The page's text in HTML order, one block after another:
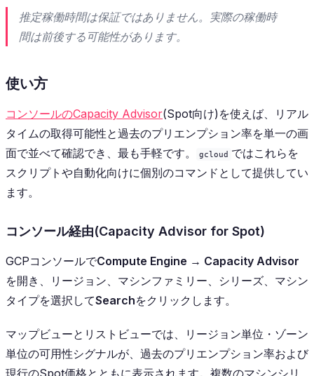
推定稼働時間は保証ではありません。実際の稼働時
間は前後する可能性があります。
使い方
コンソールのCapacity Advisor(Spot向け)を使えば、リアル
タイムの取得可能性と過去のプリエンプション率を単一の画
面で並べて確認でき、最も手軽です。
gcloud ではこれらを
スクリプトや自動化向けに個別のコマンドとして提供してい
ます。
コンソール経由(Capacity Advisor for Spot)
GCPコンソールでCompute Engine → Capacity Advisor
を開き、リージョン、マシンファミリー、シリーズ、マシン
タイプを選択してSearchをクリックします。
マップビューとリストビューでは、リージョン単位・ゾーン
単位の可用性シグナルが、過去のプリエンプション率および
現行のSpot価格とともに表示されます。複数のマシンシリ